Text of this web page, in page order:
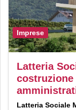
Imprese
Latteria
Latteria Sociale